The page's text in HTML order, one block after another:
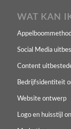
WAT KAN
Social Media
Content
Bedrijfsidentiteit
Website ontwerp
Logo en huisstijl